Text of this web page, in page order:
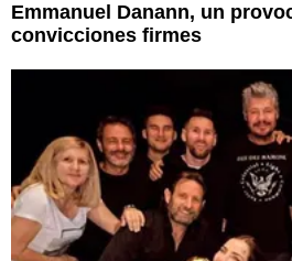
Emmanuel Danann, un
convicciones firmes